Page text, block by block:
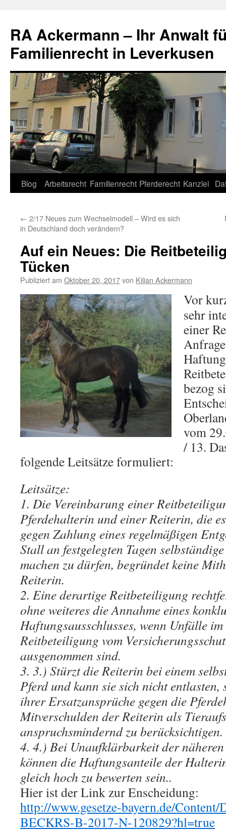
RA Ackermann – Ihr Anwalt
Familienrecht in Leverkusen
Zum
springen
Blog Arbeitsrecht Familienrecht Pferderecht Kanzlei
← 2/17 Neues zum Wechselmodell – Wird es sich
in Deutschland doch verändern?
Auf ein Neues: Die
Tücken
Publiziert am Oktober 20, 2017von Kilian Ackermann
Vor
sehr
einer
bezog
vom
/ 13.
folgende Leitsätze formuliert:
Leitsätze:
1. Die Vereinbarung einer
Pferdehalterin und einer Reiterin, die
gegen Zahlung eines regelmäßigen
Stall an festgelegten Tagen
machen zu dürfen, begründet keine
Reiterin.
2. Eine derartige Reitbeteiligung
ohne weiteres die Annahme eines
Haftungsausschlusses, wenn Unfälle
Reitbeteiligung vom
ausgenommen sind.
3. 3.) Stürzt die Reiterin bei einem
Pferd und kann sie sich nicht
ihrer Ersatzansprüche gegen die
Mitverschulden der Reiterin als
anspruchsmindernd zu berücksichtigen.
4. 4.) Bei Unaufklärbarkeit der näheren
können die Haftungsanteile der
gleich hoch zu bewerten sein..
Hier ist der Link zur Enscheidung:
http://www.gesetze-bayern.de/
BECKRS-B-2017-N-120829?hl=true